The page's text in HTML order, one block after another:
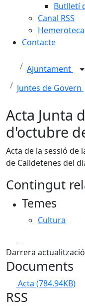
Butlletí
Canal RSS
Hemeroteca
Contacte
Ajuntament
Juntes de Govern
Acta Junta
d'octubre
Acta de la sessió de
de Calldetenes del
Contingut
Temes
Cultura
Darrera
Documents
Acta (784.94KB)
RSS